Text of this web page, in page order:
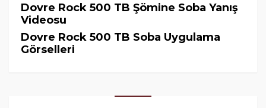
Dovre Rock 500 TB Şömine Soba Yanış
Videosu
Dovre Rock 500 TB Soba Uygulama
Görselleri